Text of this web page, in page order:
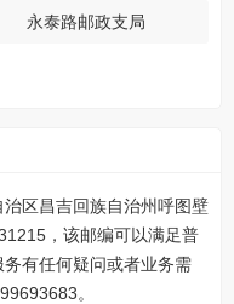
永泰路邮政支局
区昌吉回族自治州呼图壁
，该邮编可以满足普
有任何疑问或者业务需
。